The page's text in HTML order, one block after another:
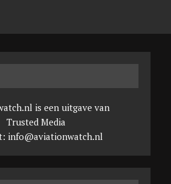
is een uitgave van
Trusted Media
info@aviationwatch.nl